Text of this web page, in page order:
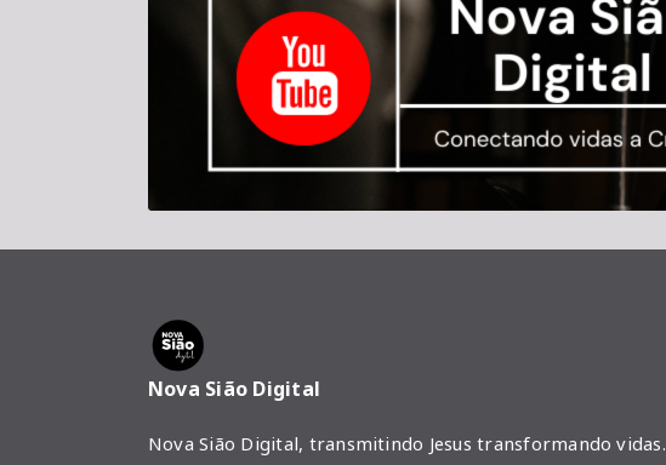
Nova Sião Digital
Nova Sião Digital, transmitindo Jesus transformando vidas.